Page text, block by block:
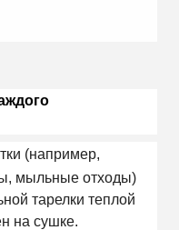
(например,
мыльные отходы)
тарелки теплой
на сушке.